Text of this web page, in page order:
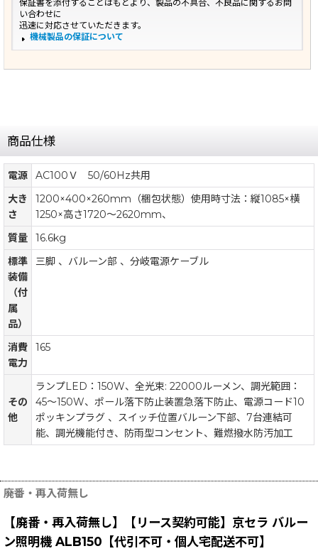
保証書を添付することはもとより、製品の不具合、不良品に関するお問
い合わせに
迅速に対応させていただきます。
機械製品の保証について
商品仕様
電源
AC100Ｖ 50/60Hz共用
大き
さ
1200×400×260mm（梱包状態）使用時寸法：縦1085×横
1250×高さ1720〜2620mm、
質量
16.6kg
標準
装備
（付
属
品）
三脚 、バルーン部 、分岐電源ケーブル
消費
電力
165
その
他
ランプLED：150W、全光束: 22000ルーメン、調光範囲：
45〜150W、ポール落下防止装置急落下防止、電源コード10
ポッキンプラグ 、スイッチ位置バルーン下部、7台連結可
能、調光機能付き、防雨型コンセント、難燃撥水防汚加工
廃番・再入荷無し
【廃番・再入荷無し】【リース契約可能】京セラ バルー
ン照明機 ALB150【代引不可・個人宅配送不可】